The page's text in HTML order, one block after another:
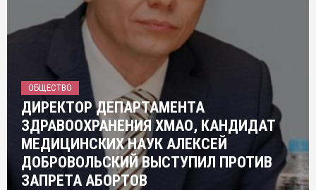
ОБЩЕСТВО
ДИРЕКТОР ДЕПАРТАМЕНТА
ЗДРАВООХРАНЕНИЯ ХМАО, КАНДИДАТ
МЕДИЦИНСКИХ НАУК АЛЕКСЕЙ
ДОБРОВОЛЬСКИЙ ВЫСТУПИЛ ПРОТИВ
ЗАПРЕТА АБОРТОВ